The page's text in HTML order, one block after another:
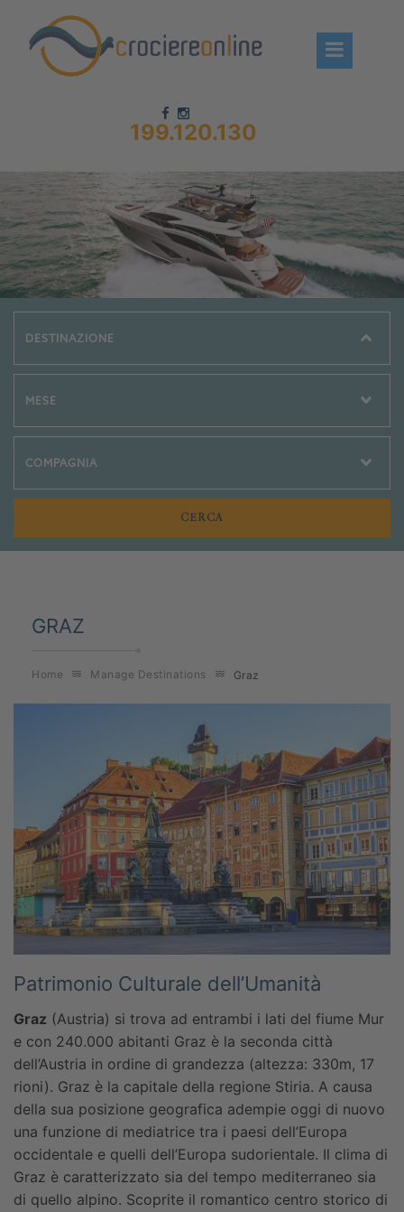
199.120.130
Chi siamo – CrociereOnLine
Destinazioni Crociere
Prenota crociere
News
GRAZ
Home Manage Destinations Graz
Patrimonio Culturale dell’Umanità
Graz (Austria) si trova ad entrambi i lati del fiume Mur
e con 240.000 abitanti Graz è la seconda città
dell’Austria in ordine di grandezza (altezza: 330m, 17
rioni). Graz è la capitale della regione Stiria. A causa
della sua posizione geografica adempie oggi di nuovo
una funzione di mediatrice tra i paesi dell’Europa
occidentale e quelli dell’Europa sudorientale. Il clima di
Graz è caratterizzato sia del tempo mediterraneo sia
di quello alpino. Scoprite il romantico centro storico di